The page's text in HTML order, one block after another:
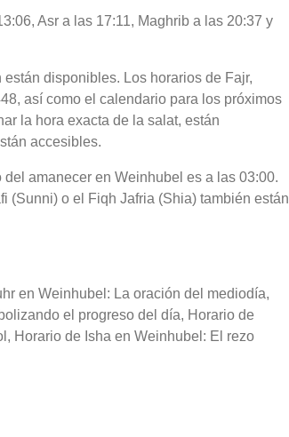
Asr a las 17:11, Maghrib a las 20:37 y
disponibles. Los horarios de Fajr,
así como el calendario para los próximos
la hora exacta de la salat, están
accesibles.
amanecer en Weinhubel es a las 03:00.
(Sunni) o el Fiqh Jafria (Shia) también están
en Weinhubel: La oración del mediodía,
el progreso del día, Horario de
Horario de Isha en Weinhubel: El rezo